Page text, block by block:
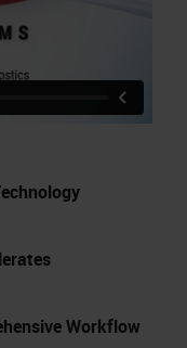
Workflow